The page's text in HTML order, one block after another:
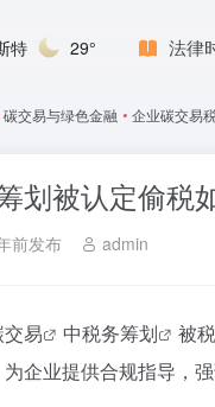
特 29° 法律
碳交易与绿色金融 • 企业碳交易
划被认定偷税
前发布 admin
易 中税务筹划
被
企业提供合规指导，